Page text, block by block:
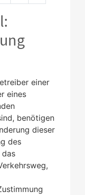
einer
eines
benötigen
dieser
des
das